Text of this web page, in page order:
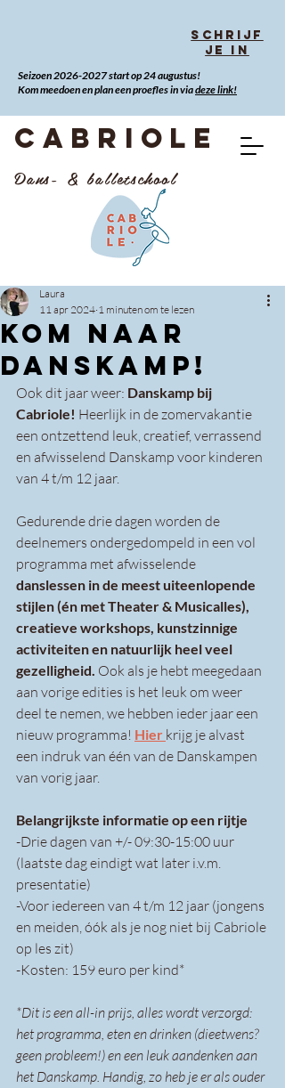
CABRIOLE
Dans- & balletschool
Schrijf
je in
Seizoen2026-2027start op 24 augustus!
Kom meedoen en plan een proefles in viadeze link!
Kom naar
Danskamp!
Laura
11 apr 2024 1 minuten om te lezen
Ook dit jaar weer: Danskamp bij
Cabriole! Heerlijk in de zomervakantie
een ontzettend leuk, creatief, verrassend
en afwisselend Danskamp voor kinderen
van 4 t/m 12 jaar.
Gedurende drie dagen worden de
deelnemers ondergedompeld in een vol
programma met afwisselende
danslessen in de meest uiteenlopende
stijlen (én met Theater & Musicalles),
creatieve workshops, kunstzinnige
activiteiten en natuurlijk heel veel
gezelligheid. Ook als je hebt meegedaan
aan vorige edities is het leuk om weer
deel te nemen, we hebben ieder jaar een
nieuw programma! Hier krijg je alvast
een indruk van één van de Danskampen
van vorig jaar.
Belangrijkste informatie op een rijtje
-Drie dagen van +/- 09:30-15:00 uur
(laatste dag eindigt wat later i.v.m.
presentatie)
-Voor iedereen van 4 t/m 12 jaar (jongens
en meiden, óók als je nog niet bij Cabriole
op les zit)
-Kosten: 159 euro per kind*
*Dit is een all-in prijs, alles wordt verzorgd:
het programma, eten en drinken (dieetwens?
geen probleem!) en een leuk aandenken aan
het Danskamp. Handig, zo heb je er als ouder